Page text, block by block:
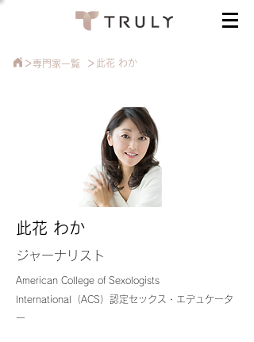
>​専門家一覧 > 此花 わか
此花 わか
ジャーナリスト
American College of Sexologists
International（ACS）認定セックス・エデュケータ
ー